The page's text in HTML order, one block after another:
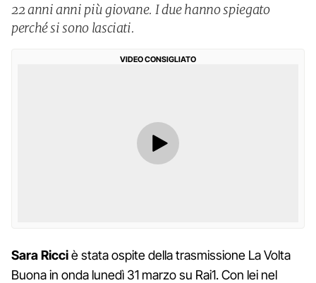
22 anni anni più giovane. I due hanno spiegato
perché si sono lasciati.
VIDEO CONSIGLIATO
Sara Ricciè stata ospite della trasmissione La Volta
Buona in onda lunedì 31 marzo su Rai1. Con lei nel